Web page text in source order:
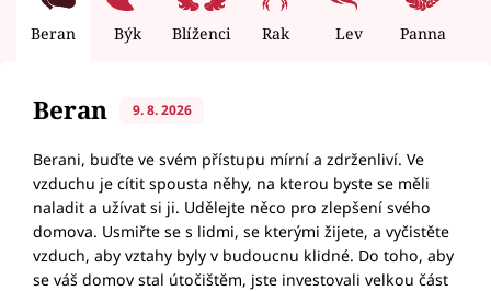
Beran Býk Blíženci Rak Lev Panna
Beran 9. 8. 2026
Berani, buďte ve svém přístupu mírní a zdrženliví. Ve
vzduchu je cítit spousta něhy, na kterou byste se měli
naladit a užívat si ji. Udělejte něco pro zlepšení svého
domova. Usmiřte se s lidmi, se kterými žijete, a vyčistěte
vzduch, aby vztahy byly v budoucnu klidné. Do toho, aby
se váš domov stal útočištěm, jste investovali velkou část